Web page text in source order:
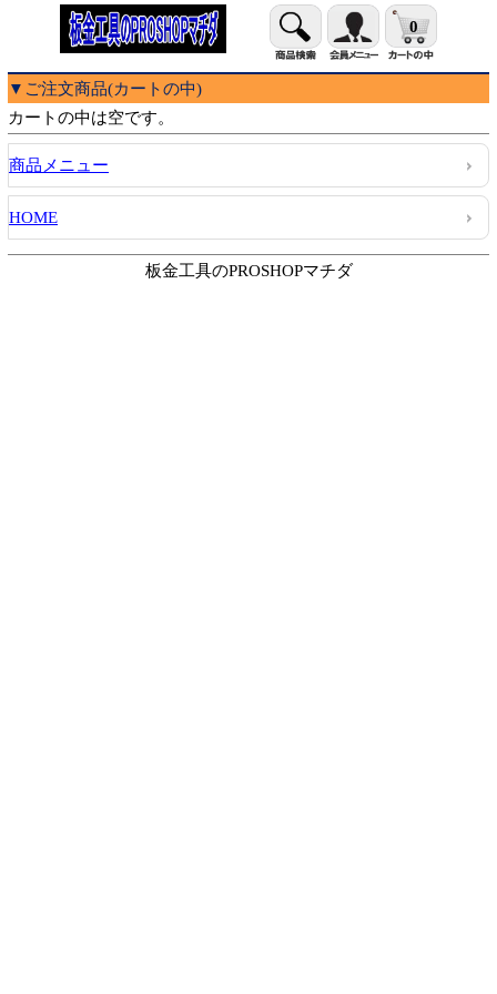
0
▼ご注文商品(カートの中)
カートの中は空です。
商品メニュー
HOME
板金工具のPROSHOPマチダ